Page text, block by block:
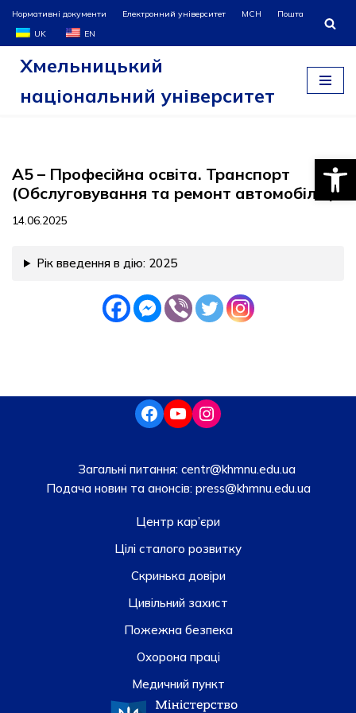
Перейти
до
Нормативні документи Електронний університет МСН
Пошта
UK
EN
Хмельницький
національний університет
А5 – Професійна освіта. Транспорт
(Обслуговування та ремонт автомобілів)
14.06.2025
Рік введення в дію: 2025
Загальні питання: centr@khmnu.edu.ua
Подача новин та анонсів:press@khmnu.edu.ua
Центр кар’єри
Цілі сталого розвитку
Скринька довiри
Цивільний захист
Пожежна безпека
Охорона праці
Медичний пункт